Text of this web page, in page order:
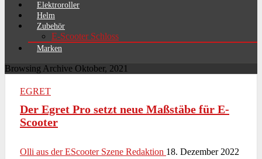
Elektroroller
Helm
Zubehör
E-Scooter Schloss
Marken
Browsing Archive Oktober, 2021
EGRET
Der Egret Pro setzt neue Maßstäbe für E-
Scooter
Olli aus der EScooter Szene Redaktion 18. Dezember 2022